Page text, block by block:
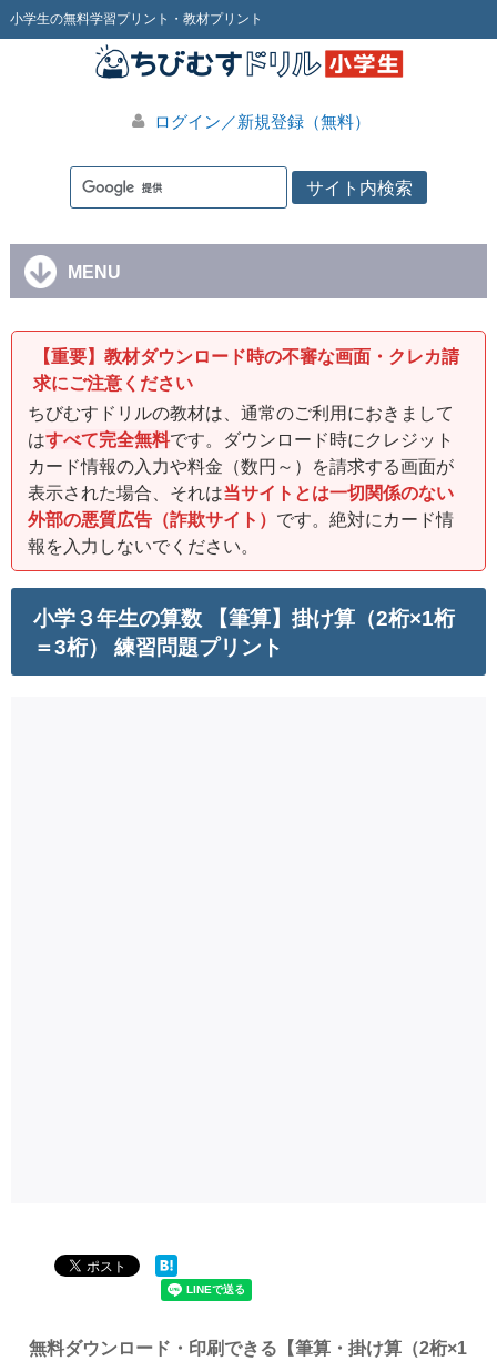
小学生の無料学習プリント・教材プリント
ログイン／新規登録（無料）
MENU
【重要】教材ダウンロード時の不審な画面・クレカ請
求にご注意ください
ちびむすドリルの教材は、通常のご利用におきまして
はすべて完全無料です。ダウンロード時にクレジット
カード情報の入力や料金（数円～）を請求する画面が
表示された場合、それは当サイトとは一切関係のない
外部の悪質広告（詐欺サイト） です。絶対にカード情
報を入力しないでください。
小学３年生の算数 【筆算】掛け算（2桁×1桁
＝3桁） 練習問題プリント
無料ダウンロード・印刷できる【筆算・掛け算（2桁×1